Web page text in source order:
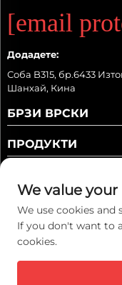
[email
Додадете:
Соба B315, бр.6433
Шанхай, Кина
БРЗИ ВРСКИ
ПРОДУКТИ
Ауторско право © 2025
We value
We use cookies
If you don't want to
cookies.